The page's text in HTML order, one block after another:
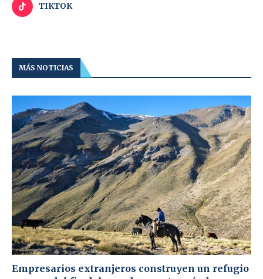
TIKTOK
MÁS NOTICIAS
Empresarios extranjeros construyen un refugio